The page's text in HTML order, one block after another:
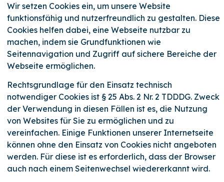
Wir setzen Cookies ein, um unsere Website
funktionsfähig und nutzerfreundlich zu gestalten. Diese
Cookies helfen dabei, eine Webseite nutzbar zu
machen, indem sie Grundfunktionen wie
Seitennavigation und Zugriff auf sichere Bereiche der
Webseite ermöglichen.
Rechtsgrundlage für den Einsatz technisch
notwendiger Cookies ist § 25 Abs. 2 Nr. 2 TDDDG. Zweck
der Verwendung in diesen Fällen ist es, die Nutzung
von Websites für Sie zu ermöglichen und zu
vereinfachen. Einige Funktionen unserer Internetseite
können ohne den Einsatz von Cookies nicht angeboten
werden. Für diese ist es erforderlich, dass der Browser
auch nach einem Seitenwechsel wiedererkannt wird.